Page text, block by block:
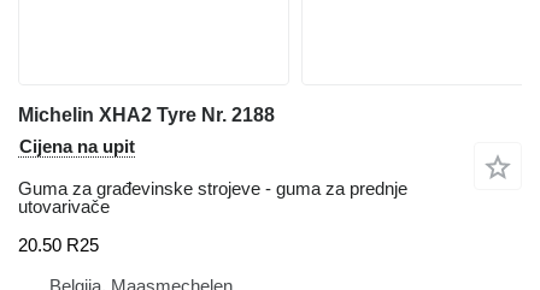
Michelin XHA2 Tyre Nr. 2188
Cijena na upit
Guma za građevinske strojeve - guma za prednje
utovarivače
20.50 R25
Belgija, Maasmechelen